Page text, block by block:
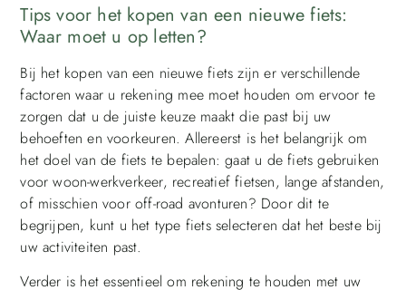
Tips voor het kopen van een nieuwe fiets:
Waar moet u op letten?
Bij het kopen van een nieuwe fiets zijn er verschillende
factoren waar u rekening mee moet houden om ervoor te
zorgen dat u de juiste keuze maakt die past bij uw
behoeften en voorkeuren. Allereerst is het belangrijk om
het doel van de fiets te bepalen: gaat u de fiets gebruiken
voor woon-werkverkeer, recreatief fietsen, lange afstanden,
of misschien voor off-road avonturen? Door dit te
begrijpen, kunt u het type fiets selecteren dat het beste bij
uw activiteiten past.
Verder is het essentieel om rekening te houden met uw